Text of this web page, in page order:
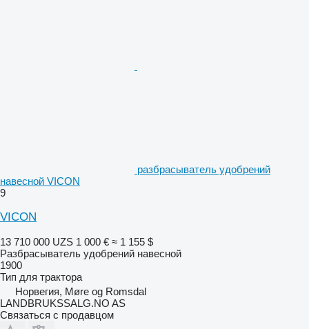
разбрасыватель удобрений
навесной VICON
9
VICON
13 710 000 UZS 1 000 € ≈ 1 155 $
Разбрасыватель удобрений навесной
1900
Тип для трактора
Норвегия, Møre og Romsdal
LANDBRUKSSALG.NO AS
Связаться с продавцом